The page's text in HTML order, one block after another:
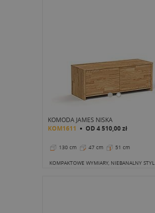
KOMODA JAMES NISKA
KOM1611 OD 4 510,00 zł
130 cm 47 cm 51 cm
KOMPAKTOWE WYMIARY, NIEBANALNY STYL